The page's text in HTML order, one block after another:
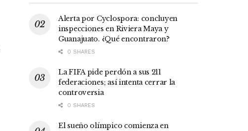
Alerta por Cyclospora: concluyen
inspecciones en Riviera Maya y
Guanajuato. ¿Qué encontraron?
0 SHARES
La FIFA pide perdón a sus 211
federaciones; así intenta cerrar la
controversia
0 SHARES
El sueño olímpico comienza en